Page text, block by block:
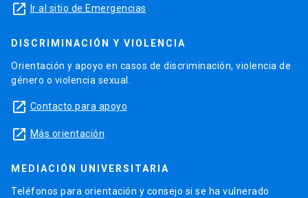
launch Ir al sitio de Emergencias
DISCRIMINACIÓN Y VIOLENCIA
Orientación y apoyo en casos de discriminación, violencia de
género o violencia sexual.
launch Contacto para apoyo
launch Más orientación
MEDIACIÓN UNIVERSITARIA
Teléfonos para orientación y consejo si se ha vulnerado